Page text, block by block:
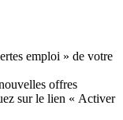
emploi » de votre
offres
sur le lien « Activer